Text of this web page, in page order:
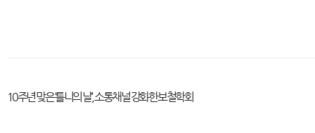
10주년 맞은 ‘틀니의 날’, 소통채널 강화한 보철학회